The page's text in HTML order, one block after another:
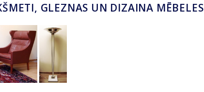
GLEZNAS UN DIZAINA MĒBELES